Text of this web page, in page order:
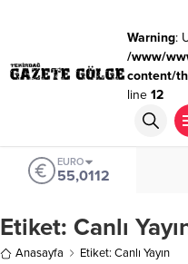
Warning:
/www/
content/
line 12
EURO
55,0112
Etiket: Canlı
Anasayfa Etiket: Canlı Yayın